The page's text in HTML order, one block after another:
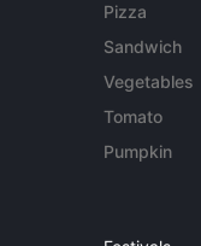
Pizza
Sandwich
Vegetables
Tomato
Pumpkin